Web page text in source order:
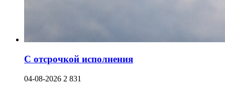
С отсрочкой исполнения
04-08-2026 2 831